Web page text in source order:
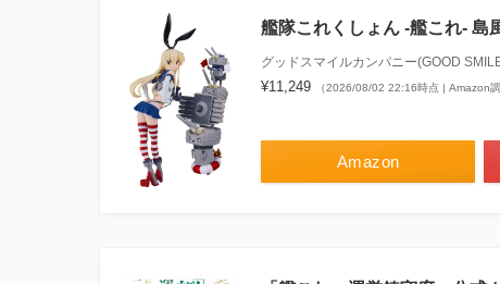
艦隊これくしょん ‐艦これ‐
グッドスマイルカンパニー(GOOD
¥11,249 （2026/08/02 22:16時点 | Amazon調
Amazon